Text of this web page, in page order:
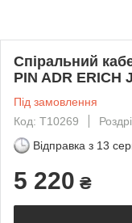
Спіральний
PIN ADR ERICH
Під замовлення
Код: T10269
Відправка з 13
5 220 ₴